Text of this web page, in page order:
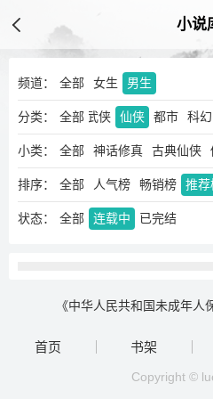
小说
频道： 全部 女生 男生
分类： 全部
玄幻 奇幻 武侠 仙侠 都市 科幻
小类： 全部 神话修真 古典仙侠
排序： 全部 人气榜 畅销榜 推荐
状态： 全部 连载中 已完结
《中华人民共和国未成年人
首页 书架
Copyright ©